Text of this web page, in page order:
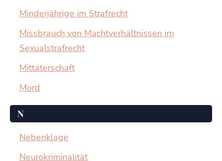
Minderjährige im Strafrecht
Missbrauch von Machtverhältnissen im
Sexualstrafrecht
Mittäterschaft
Mord
N
Nebenklage
Neurokriminalität